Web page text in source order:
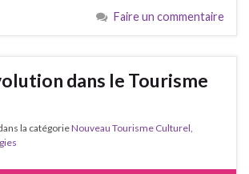
Faire un commentaire
dans le Tourisme
la catégorieNouveau Tourisme Culturel,